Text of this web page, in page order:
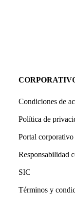
Condiciones de
Política de
Portal corporativo
Responsabilidad
SIC
Términos y